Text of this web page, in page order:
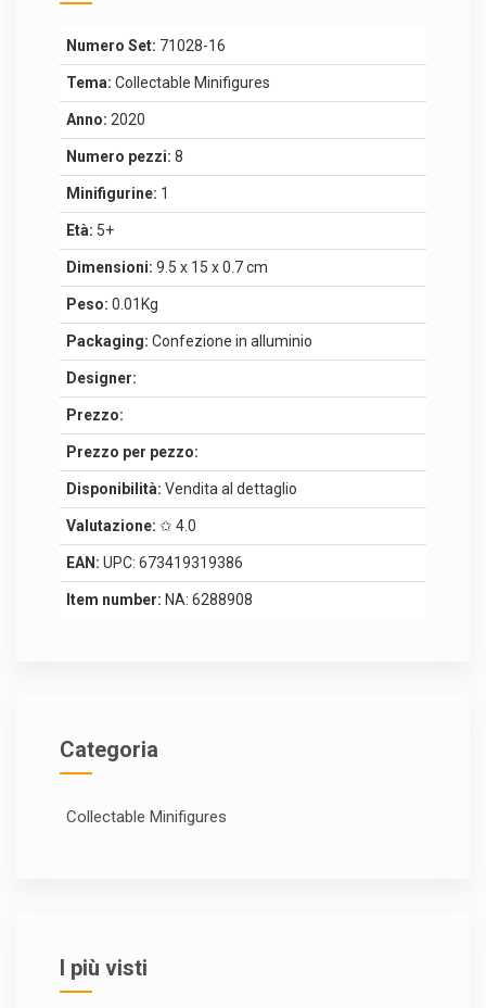
Numero Set: 71028-16
Tema: Collectable Minifigures
Anno: 2020
Numero pezzi: 8
Minifigurine: 1
Età: 5+
Dimensioni: 9.5 x 15 x 0.7 cm
Peso: 0.01Kg
Packaging: Confezione in alluminio
Designer:
Prezzo:
Prezzo per pezzo:
Disponibilità: Vendita al dettaglio
Valutazione: ✩ 4.0
EAN: UPC: 673419319386
Item number: NA: 6288908
Categoria
Collectable Minifigures
I più visti